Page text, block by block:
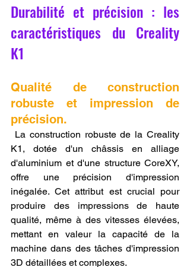
Durabilité et précision : les
caractéristiques du Creality
K1
Qualité de construction
robuste et impression de
précision.
K1, dotée d'un châssis en alliage
d'aluminium et d'une structure CoreXY,
offre une précision d'impression
inégalée. Cet attribut est crucial pour
produire des impressions de haute
qualité, même à des vitesses élevées,
mettant en valeur la capacité de la
machine dans des tâches d'impression
3D détaillées et complexes.